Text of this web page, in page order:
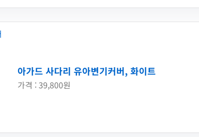
아가드 사다리 유아변기커버, 화이트
가격 : 39,800원